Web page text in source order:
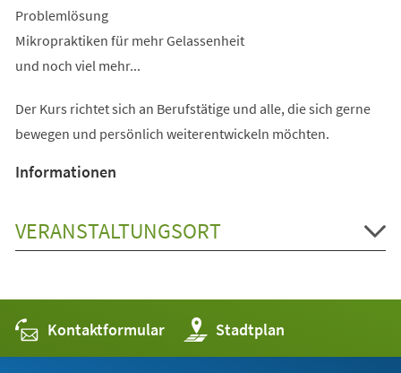
Problemlösung
Mikropraktiken für mehr Gelassenheit
und noch viel mehr...
Der Kurs richtet sich an Berufstätige und alle, die sich gerne
bewegen und persönlich weiterentwickeln möchten.
Informationen
VERANSTALTUNGSORT
Kontaktformular Stadtplan
(Öffnet
in
einem